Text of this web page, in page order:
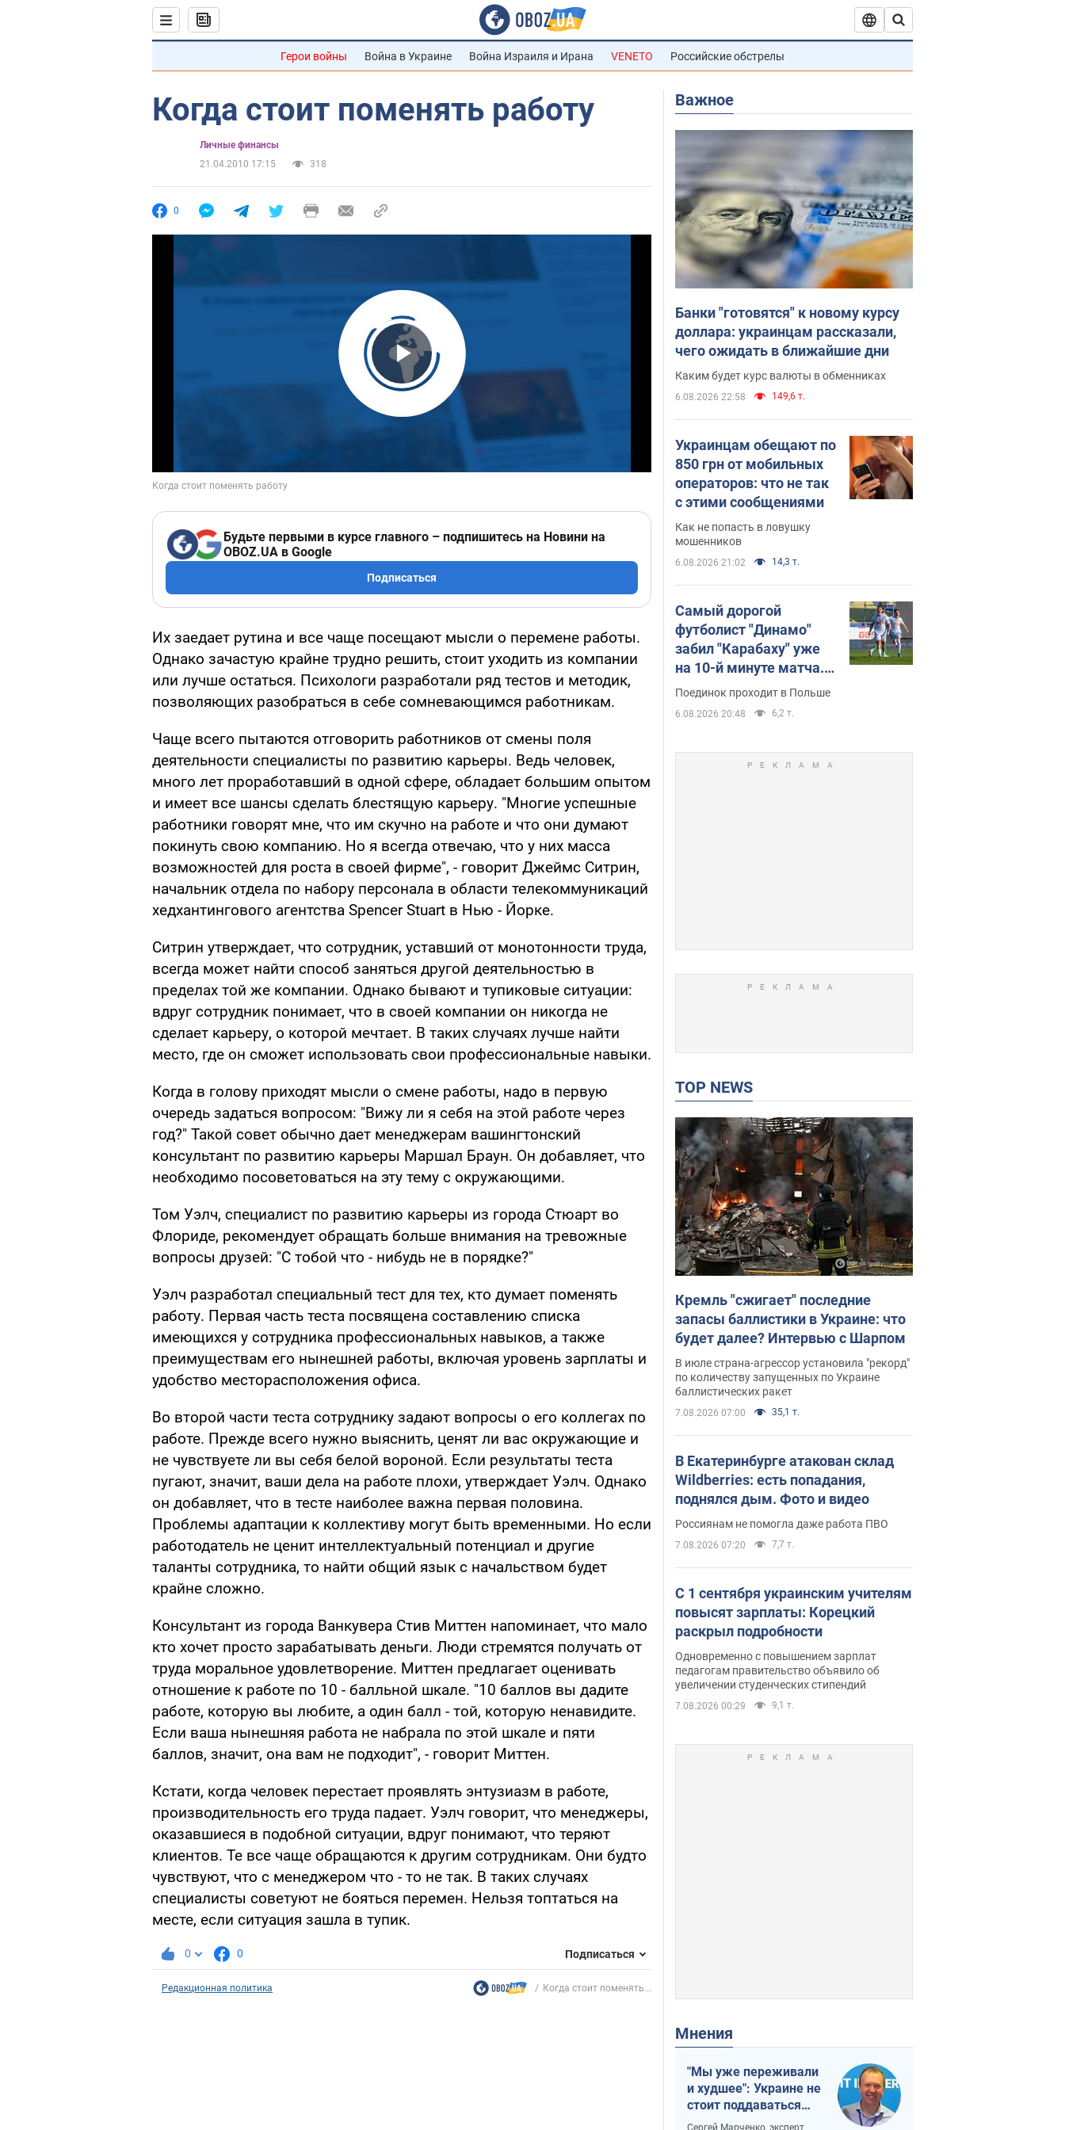
Герои войны Война в Украине Война Израиля и Ирана VENETO Российские обстрелы
Когда стоит поменять работу
Личные финансы
21.04.2010 17:15
318
0
Play Video
Будьте первыми в курсе главного – подпишитесь на Новини на
OBOZ.UA в Google
Подписаться
Их заедает рутина и все чаще посещают мысли о перемене работы.
Однако зачастую крайне трудно решить, стоит уходить из компании
или лучше остаться. Психологи разработали ряд тестов и методик,
позволяющих разобраться в себе сомневающимся работникам.
Чаще всего пытаются отговорить работников от смены поля
деятельности специалисты по развитию карьеры. Ведь человек,
много лет проработавший в одной сфере, обладает большим опытом
и имеет все шансы сделать блестящую карьеру. "Многие успешные
работники говорят мне, что им скучно на работе и что они думают
покинуть свою компанию. Но я всегда отвечаю, что у них масса
возможностей для роста в своей фирме", - говорит Джеймс Ситрин,
начальник отдела по набору персонала в области телекоммуникаций
хедхантингового агентства Spencer Stuart в Нью - Йорке.
Ситрин утверждает, что сотрудник, уставший от монотонности труда,
всегда может найти способ заняться другой деятельностью в
пределах той же компании. Однако бывают и тупиковые ситуации:
вдруг сотрудник понимает, что в своей компании он никогда не
сделает карьеру, о которой мечтает. В таких случаях лучше найти
место, где он сможет использовать свои профессиональные навыки.
Когда в голову приходят мысли о смене работы, надо в первую
очередь задаться вопросом: "Вижу ли я себя на этой работе через
год?" Такой совет обычно дает менеджерам вашингтонский
консультант по развитию карьеры Маршал Браун. Он добавляет, что
необходимо посоветоваться на эту тему с окружающими.
Том Уэлч, специалист по развитию карьеры из города Стюарт во
Флориде, рекомендует обращать больше внимания на тревожные
вопросы друзей: "С тобой что - нибудь не в порядке?"
Уэлч разработал специальный тест для тех, кто думает поменять
работу. Первая часть теста посвящена составлению списка
имеющихся у сотрудника профессиональных навыков, а также
преимуществам его нынешней работы, включая уровень зарплаты и
удобство месторасположения офиса.
Во второй части теста сотруднику задают вопросы о его коллегах по
работе. Прежде всего нужно выяснить, ценят ли вас окружающие и
не чувствуете ли вы себя белой вороной. Если результаты теста
пугают, значит, ваши дела на работе плохи, утверждает Уэлч. Однако
он добавляет, что в тесте наиболее важна первая половина.
Проблемы адаптации к коллективу могут быть временными. Но если
работодатель не ценит интеллектуальный потенциал и другие
таланты сотрудника, то найти общий язык с начальством будет
крайне сложно.
Консультант из города Ванкувера Стив Миттен напоминает, что мало
кто хочет просто зарабатывать деньги. Люди стремятся получать от
труда моральное удовлетворение. Миттен предлагает оценивать
отношение к работе по 10 - балльной шкале. "10 баллов вы дадите
работе, которую вы любите, а один балл - той, которую ненавидите.
Если ваша нынешняя работа не набрала по этой шкале и пяти
баллов, значит, она вам не подходит", - говорит Миттен.
Кстати, когда человек перестает проявлять энтузиазм в работе,
производительность его труда падает. Уэлч говорит, что менеджеры,
оказавшиеся в подобной ситуации, вдруг понимают, что теряют
клиентов. Те все чаще обращаются к другим сотрудникам. Они будто
чувствуют, что с менеджером что - то не так. В таких случаях
специалисты советуют не бояться перемен. Нельзя топтаться на
месте, если ситуация зашла в тупик.
0 0 Подписаться
Редакционная политика Когда стоит поменять...
Важное
Банки "готовятся" к новому курсу
доллара: украинцам рассказали,
чего ожидать в ближайшие дни
Каким будет курс валюты в обменниках
6.08.2026 22:58 149,6 т.
Украинцам обещают по
850 грн от мобильных
операторов: что не так
с этими сообщениями
Как не попасть в ловушку
мошенников
6.08.2026 21:02 14,3 т.
Самый дорогой
футболист "Динамо"
забил "Карабаху" уже
на 10-й минуте матча.
Видео
Поединок проходит в Польше
6.08.2026 20:48 6,2 т.
TOP NEWS
Кремль "сжигает" последние
запасы баллистики в Украине: что
будет далее? Интервью с Шарпом
В июле страна-агрессор установила "рекорд"
по количеству запущенных по Украине
баллистических ракет
7.08.2026 07:00 35,1 т.
В Екатеринбурге атакован склад
Wildberries: есть попадания,
поднялся дым. Фото и видео
Россиянам не помогла даже работа ПВО
7.08.2026 07:20 7,7 т.
С 1 сентября украинским учителям
повысят зарплаты: Корецкий
раскрыл подробности
Одновременно с повышением зарплат
педагогам правительство объявило об
увеличении студенческих стипендий
7.08.2026 00:29 9,1 т.
Мнения
"Мы уже переживали
и худшее": Украине не
стоит поддаваться
отчаянию из-за
Сергей Марченко, эксперт